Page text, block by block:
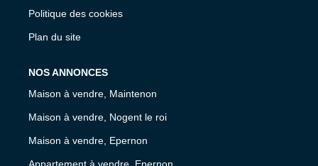
Politique des cookies
Plan du site
NOS ANNONCES
Maison à vendre, Maintenon
Maison à vendre, Nogent le roi
Maison à vendre, Epernon
Appartement à vendre, Epernon